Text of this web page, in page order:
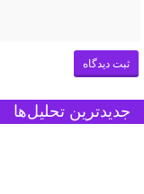
جدیدترین تحلیل‌ها